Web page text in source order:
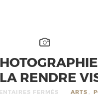
RENDRE
FERMÉS ARTS ,